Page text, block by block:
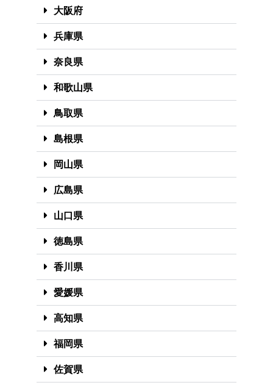
大阪府
兵庫県
奈良県
和歌山県
鳥取県
島根県
岡山県
広島県
山口県
徳島県
香川県
愛媛県
高知県
福岡県
佐賀県